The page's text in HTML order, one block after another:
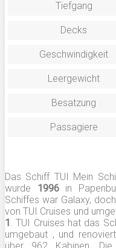
Tiefgang
Decks
Geschwindigkeit
Leergewicht
Besatzung
Passagiere
Das Schiff TUI Mein
wurde 1996in
Schiffes war Galaxy,
von TUI Cruises und
1 . TUI Cruises hat das
umgebaut , und
über 962 Kabinen.